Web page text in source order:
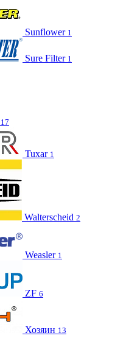
Sunflower 1
Sure Filter 1
17
Tuxar 1
Walterscheid 2
Weasler 1
ZF 6
Хозяин 13